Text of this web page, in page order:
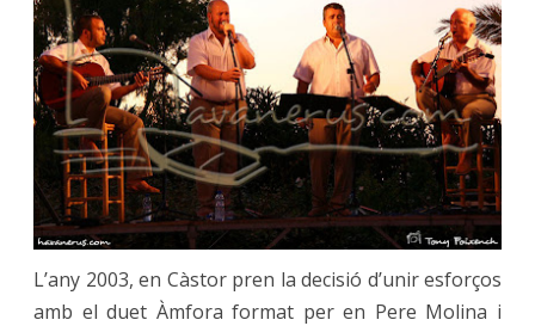
L’any 2003, en Càstor pren la decisió d’unir esforços
amb el duet Àmfora format per en Pere Molina i